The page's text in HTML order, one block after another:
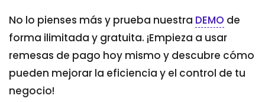
No lo pienses más y prueba nuestra DEMO de
forma ilimitada y gratuita. ¡Empieza a usar
remesas de pago hoy mismo y descubre cómo
pueden mejorar la eficiencia y el control de tu
negocio!